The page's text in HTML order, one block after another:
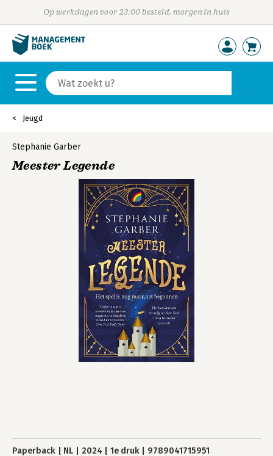
Op werkdagen voor 23:00 besteld, morgen in huis
Jeugd
Stephanie Garber
Meester Legende
Paperback NL 2024 1e druk 9789041715951